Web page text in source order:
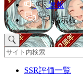
速報
掲示板
SSR評価一覧